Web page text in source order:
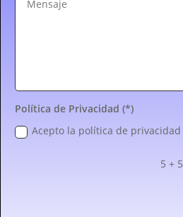
Política de Privacidad (*)
Acepto la política de privacidad
5 + 5